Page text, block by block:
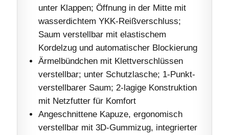
unter Klappen; Öffnung in der Mitte mit
wasserdichtem YKK-Reißverschluss;
Saum verstellbar mit elastischem
Kordelzug und automatischer Blockierung
Ärmelbündchen mit Klettverschlüssen
verstellbar; unter Schutzlasche; 1-Punkt-
verstellbarer Saum; 2-lagige Konstruktion
mit Netzfutter für Komfort
Angeschnittene Kapuze, ergonomisch
verstellbar mit 3D-Gummizug, integrierter